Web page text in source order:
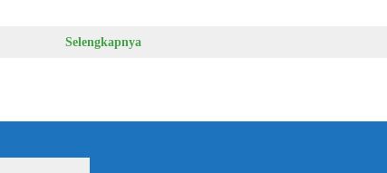
Selengkapnya